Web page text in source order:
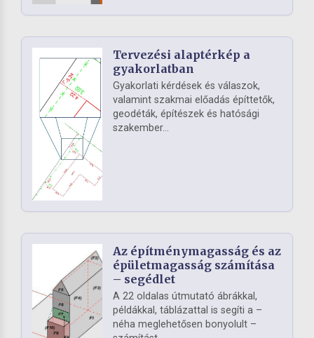
Tervezési alaptérkép a
gyakorlatban
Gyakorlati kérdések és válaszok,
valamint szakmai előadás építtetők,
geodéták, építészek és hatósági
szakember...
Az építménymagasság és az
épületmagasság számítása
– segédlet
A 22 oldalas útmutató ábrákkal,
példákkal, táblázattal is segíti a –
néha meglehetősen bonyolult –